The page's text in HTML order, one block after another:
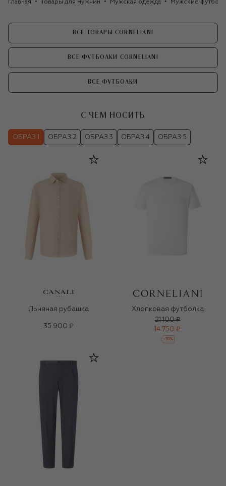
Главная Товары для мужчин Мужская одежда Мужские
ВСЕ ТОВАРЫ CORNELIANI
ВСЕ ФУТБОЛКИ CORNELIANI
ВСЕ ФУТБОЛКИ
С ЧЕМ НОСИТЬ
ОБРАЗ 1 ОБРАЗ 2 ОБРАЗ 3 ОБРАЗ 4 ОБРАЗ 5
Льняная рубашка
35 900 ₽
Хлопковая футболка
21 100 ₽
14 750 ₽
-30%